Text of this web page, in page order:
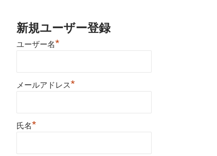
新規ユーザー登録
ユーザー名*
メールアドレス*
氏名*